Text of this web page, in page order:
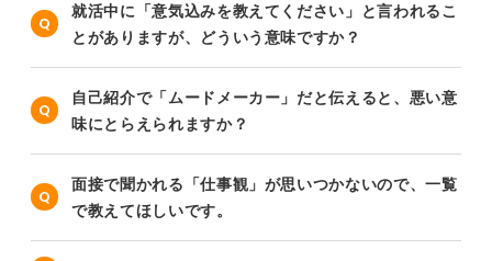
就活中に「意気込みを教えてください」と言われるこ
とがありますが、どういう意味ですか？
自己紹介で「ムードメーカー」だと伝えると、悪い意
味にとらえられますか？
面接で聞かれる「仕事観」が思いつかないので、一覧
で教えてほしいです。